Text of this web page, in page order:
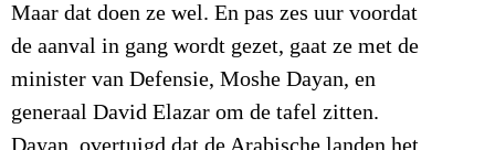
Maar dat doen ze wel. En pas zes uur voordat
de aanval in gang wordt gezet, gaat ze met de
minister van Defensie, Moshe Dayan, en
generaal David Elazar om de tafel zitten.